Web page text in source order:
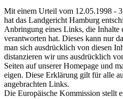
Mit einem Urteil vom 12.05.1998 -
hat das Landgericht Hamburg
Anbringung eines Links, die Inhalte
verantworten hat. Dieses kann nur
man sich ausdrücklich von diesen
distanzieren wir uns ausdrücklich
Seiten auf unserer Homepage und
eigen. Diese Erklärung gilt für alle
angebrachten Links.
Die Europäische Kommission stellt